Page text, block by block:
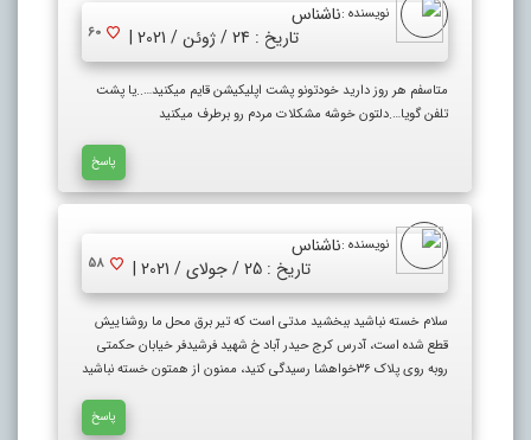
نویسنده :ناشناس
تاریخ : 24 / ژوئن / 2021 |
60
متاسفم هر روز دارید خودتونو پشت اپلیکیشن قایم میکنید…..یا پشت
تلفن گویا….دلتون خوشه مشکلات مردم رو برطرف میکنید
پاسخ
نویسنده :ناشناس
تاریخ : 25 / جولای / 2021 |
58
سلام خسته نباشید ببخشید مدتی است که تیر برق محل ما روشناییش
قطع شده است، آدرس کرج حیدر آباد خ شهید فرشیدفر خیابان حکمتی
روبه روی پلاک ۳۶خواهشا رسیدگی کنید، ممنون از همتون خسته نباشید
پاسخ